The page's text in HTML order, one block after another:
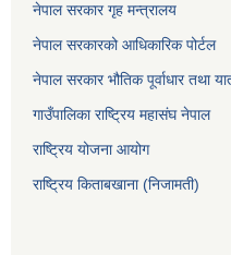
नेपाल सरकार गृह मन्त्रालय
नेपाल सरकारको आधिकारिक पोर्टल
नेपाल सरकार भौतिक पूर्वाधार तथा
गाउँपालिका राष्ट्रिय महासंघ नेपाल
राष्ट्रिय योजना आयोग
राष्ट्रिय किताबखाना (निजामती)